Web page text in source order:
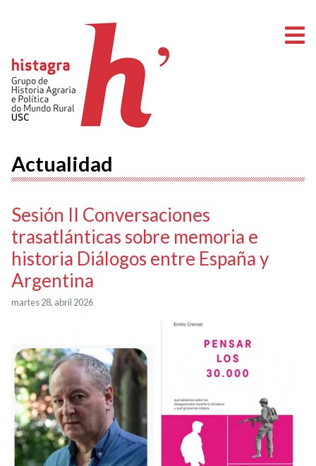
Actualidad
Sesión II Conversaciones
trasatlánticas sobre memoria e
historia Diálogos entre España y
Argentina
martes 28, abril 2026